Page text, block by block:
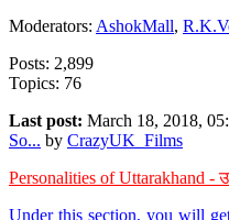
Moderators: AshokMall,
Posts: 2,899
Topics: 76
Last post: March 18, 2018,
So... by CrazyUK_Films
Personalities of Uttarakhand -
Under this section, you will